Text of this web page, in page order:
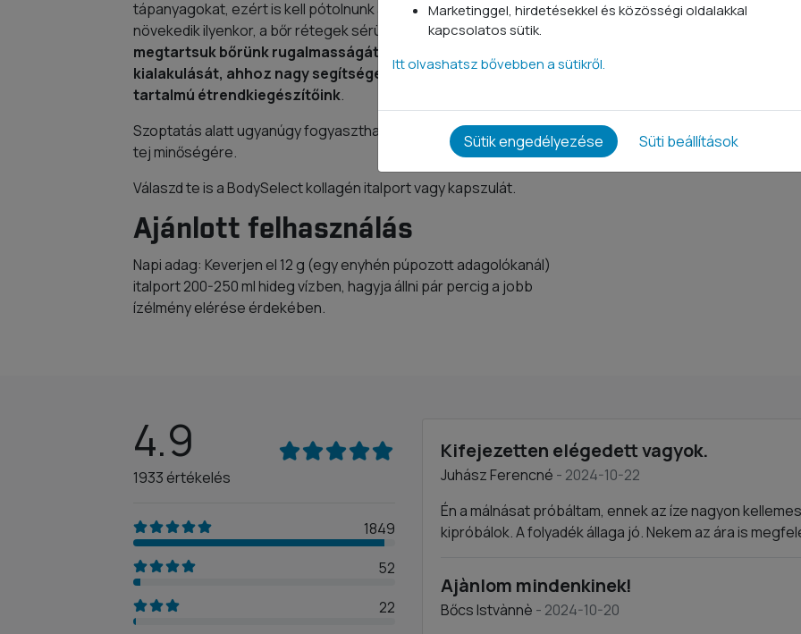
tápanyagokat, ezért is kell pótolnunk a vitaminokat is. Mivel a test
növekedik ilyenkor, a bőr rétegek sérülnek és ahhoz, hogy
megtartsuk bőrünk rugalmasságát és megelőzzük a striák
kialakulását, ahhoz nagy segítséget nyújthatnak a kollagén
tartalmú étrendkiegészítőink.
Szoptatás alatt ugyanúgy fogyasztható a kollagén, nincs hatással a
tej minőségére.
Válaszd te is a BodySelect kollagén italport vagy kapszulát.
Ajánlott felhasználás
Napi adag: Keverjen el 12 g (egy enyhén púpozott adagolókanál)
italport 200-250 ml hideg vízben, hagyja állni pár percig a jobb
ízélmény elérése érdekében.
4.9
1933 értékelés
1849
52
22
Kifejezetten elégedett vagyok.
Juhász Ferencné - 2024-10-22
Én a málnásat próbáltam, ennek az íze nagyon
kipróbálok. A folyadék állaga jó. Nekem az ára is
Ajànlom mindenkinek!
Bőcs Istvànnè - 2024-10-20
Marketinggel, hirdetésekkel és közösségi oldalakkal
kapcsolatos sütik.
Itt olvashatsz bővebben a sütikről.
Sütik engedélyezése Süti beállítások